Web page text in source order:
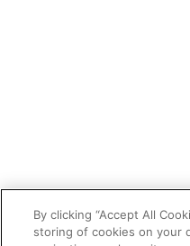
By clicking “Accept All
storing of cookies on your